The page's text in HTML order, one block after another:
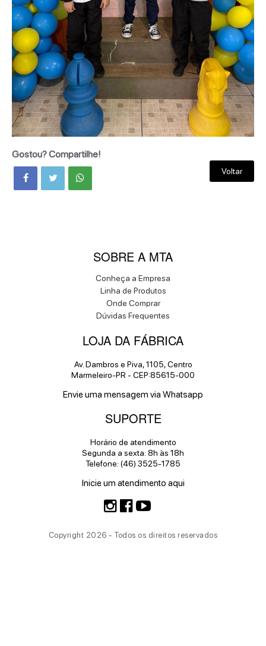
Gostou? Compartilhe!
Voltar
SOBRE A MTA
Conheça a Empresa
Linha de Produtos
Onde Comprar
Dúvidas Frequentes
LOJA DA FÁBRICA
Av. Dambros e Piva, 1105, Centro
Marmeleiro-PR - CEP:85615-000
Envie uma mensagem via Whatsapp
SUPORTE
Horário de atendimento
Segunda a sexta: 8h às 18h
Telefone: (46) 3525-1785
Inicie um atendimento aqui
Copyright 2026 - Todos os direitos reservados